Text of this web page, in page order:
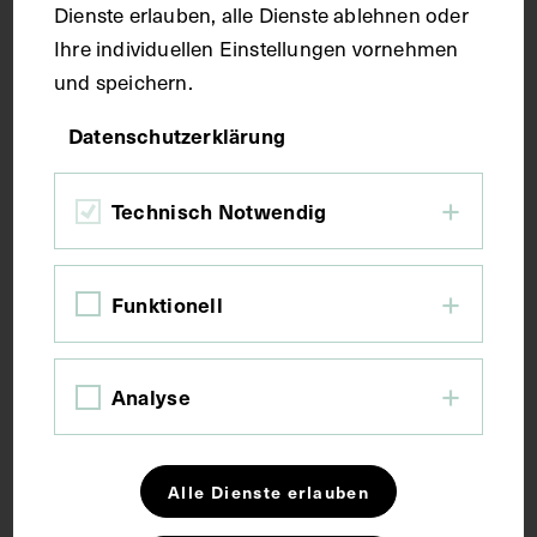
Fotografie
Maße
Bildmaß 11,9 x 16,8 cm
Seitenblatt 32,7 x 45 cm
Kurzbeschreibung
Digitalisate des Albums: Reiner Riedler.
Schlagwörter
Dienste erlauben, alle Dienste ablehnen oder
Ihre individuellen Einstellungen vornehmen
und speichern.
Datenschutzerklärung
Technisch Notwendig
Funktionell
Analyse
Alle Dienste erlauben